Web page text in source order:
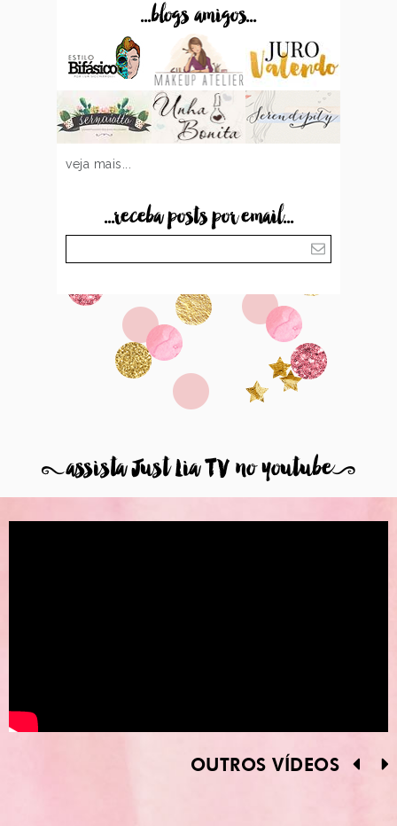
...blogs amigos...
veja mais...
...receba posts por email...
8assista Just Lia TV no youtube9
OUTROS VÍDEOS